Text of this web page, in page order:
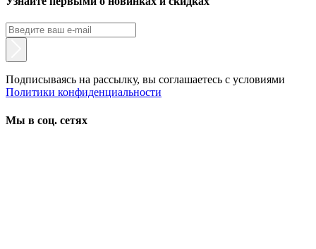
Подписываясь на рассылку, вы соглашаетесь с условиями
Политики конфиденциальности
Мы в соц. сетях